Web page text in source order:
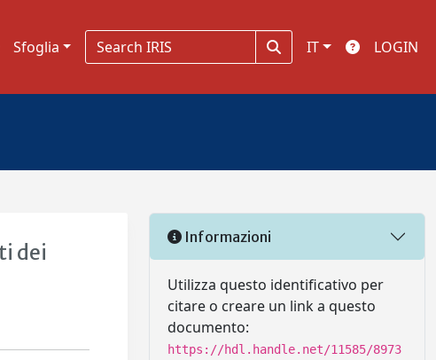
Sfoglia IT LOGIN
dei
Informazioni
Utilizza questo identificativo per
citare o creare un link a questo
documento:
https://hdl.handle.net/11585/8973